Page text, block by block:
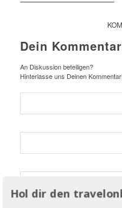
Dein Kommentar
An Diskussion beteiligen?
Hinterlasse uns Deinen Kommentar!
Hol dir den